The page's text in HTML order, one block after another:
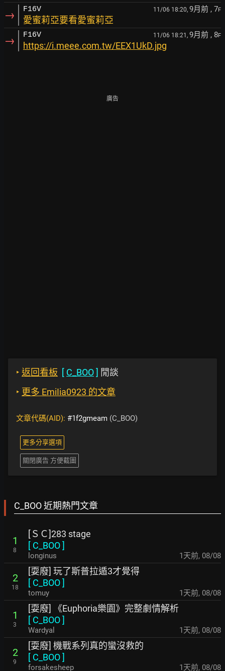
→ F16V 11/06 18:20, 9月前 , 7F
愛蜜莉亞要看愛蜜莉亞
→ F16V 11/06 18:21, 9月前 , 8F
https://i.meee.com.tw/EEX1UkD.jpg
廣告
‣ 返回看板 [ C_BOO] 閒談
‣ 更多 EmiIia0923 的文章
文章代碼(AID): #1f2gmeam (C_BOO)
更多分享選項
關閉廣告 方便截圖
C_BOO 近期熱門文章
1
8
[ＳＣ]283 stage
[ C_BOO]
longinus 1天前, 08/08
2
18
[耍廢] 玩了斯普拉遁3才覺得
[ C_BOO]
tomuy 1天前, 08/08
1
3
[耍廢] 《Euphoria樂園》完整劇情解析
[ C_BOO]
Wardyal 1天前, 08/08
2
9
[耍廢] 機戰系列真的蠻沒救的
[ C_BOO]
forsakesheep 1天前, 08/08